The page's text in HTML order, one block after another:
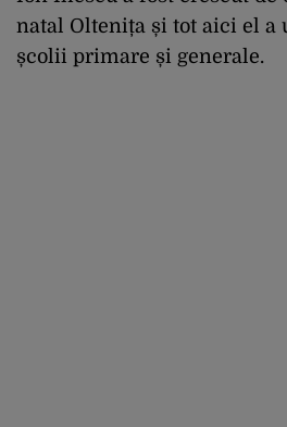
natal Oltenița și tot aici el a
școlii primare și generale.